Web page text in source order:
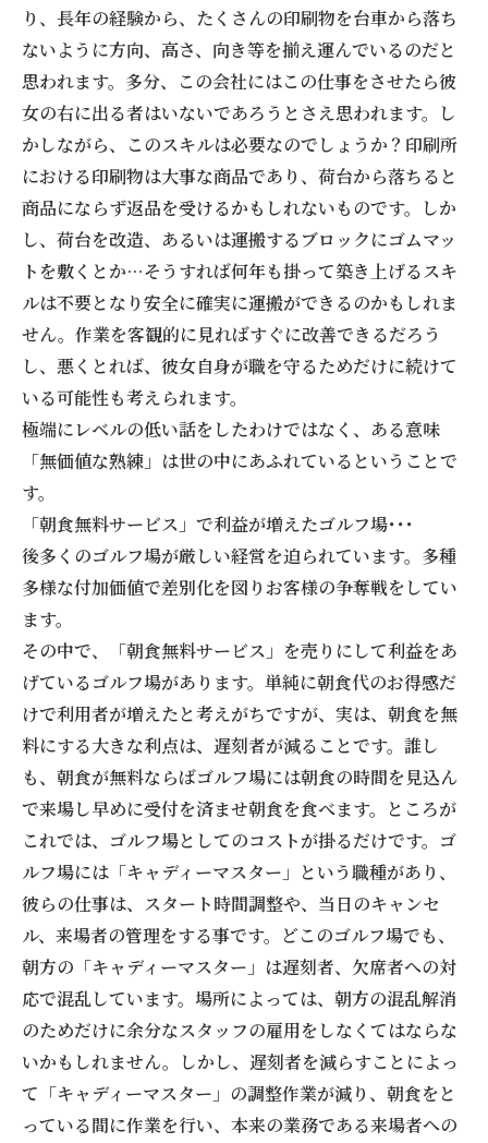
り、長年の経験から、たくさんの印刷物を台車から落ち
ないように方向、高さ、向き等を揃え運んでいるのだと
思われます。多分、この会社にはこの仕事をさせたら彼
女の右に出る者はいないであろうとさえ思われます。し
かしながら、このスキルは必要なのでしょうか？印刷所
における印刷物は大事な商品であり、荷台から落ちると
商品にならず返品を受けるかもしれないものです。しか
し、荷台を改造、あるいは運搬するブロックにゴムマッ
トを敷くとか…そうすれば何年も掛って築き上げるスキ
ルは不要となり安全に確実に運搬ができるのかもしれま
せん。作業を客観的に見ればすぐに改善できるだろう
し、悪くとれば、彼女自身が職を守るためだけに続けて
いる可能性も考えられます。
極端にレベルの低い話をしたわけではなく、ある意味
「無価値な熟練」は世の中にあふれているということで
す。
「朝食無料サービス」で利益が増えたゴルフ場･･･
後多くのゴルフ場が厳しい経営を迫られています。多種
多様な付加価値で差別化を図りお客様の争奪戦をしてい
ます。
その中で、「朝食無料サービス」を売りにして利益をあ
げているゴルフ場があります。単純に朝食代のお得感だ
けで利用者が増えたと考えがちですが、実は、朝食を無
料にする大きな利点は、遅刻者が減ることです。誰し
も、朝食が無料ならばゴルフ場には朝食の時間を見込ん
で来場し早めに受付を済ませ朝食を食べます。ところが
これでは、ゴルフ場としてのコストが掛るだけです。ゴ
ルフ場には「キャディーマスター」という職種があり、
彼らの仕事は、スタート時間調整や、当日のキャンセ
ル、来場者の管理をする事です。どこのゴルフ場でも、
朝方の「キャディーマスター」は遅刻者、欠席者への対
応で混乱しています。場所によっては、朝方の混乱解消
のためだけに余分なスタッフの雇用をしなくてはならな
いかもしれません。しかし、遅刻者を減らすことによっ
て「キャディーマスター」の調整作業が減り、朝食をと
っている間に作業を行い、本来の業務である来場者への